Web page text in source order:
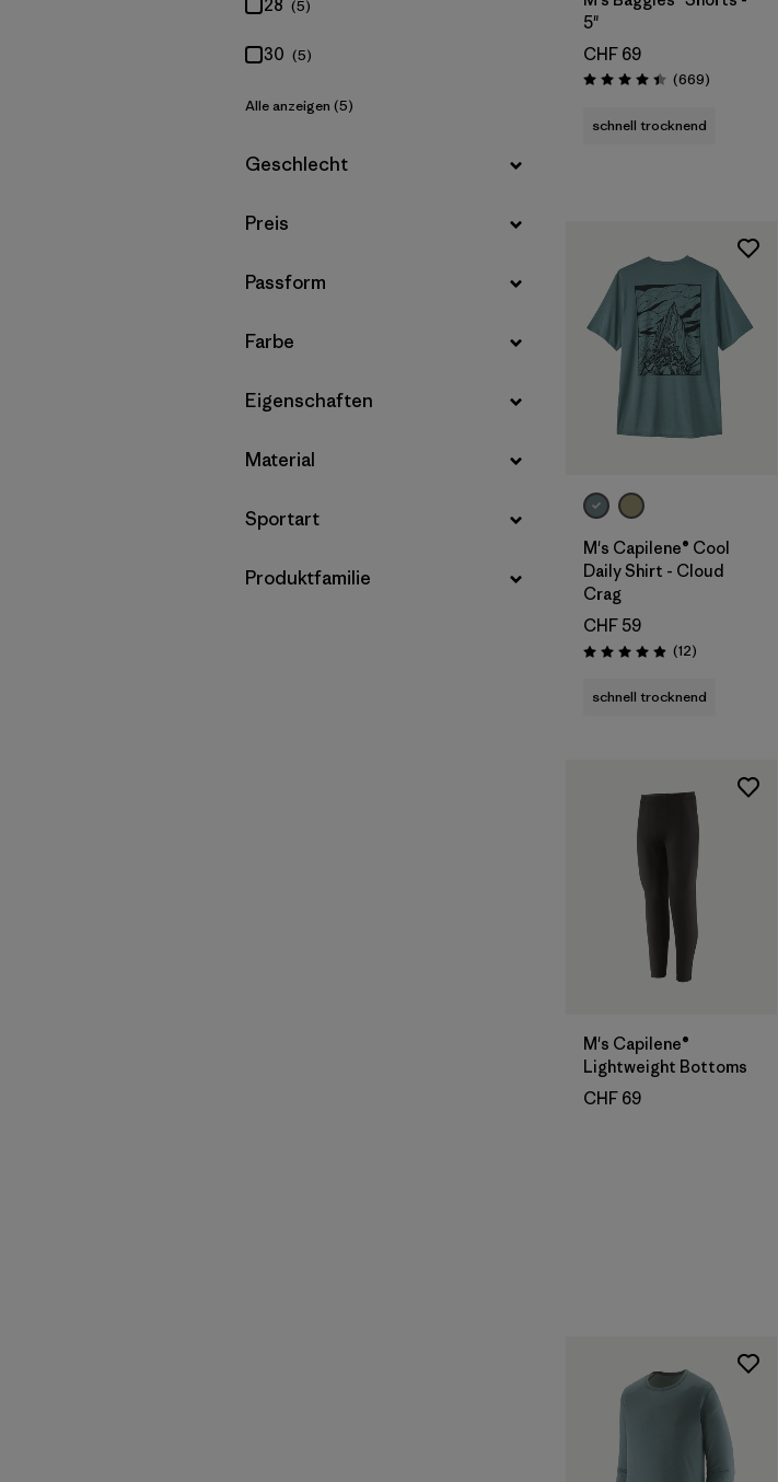
Produktfamilie
28 (5)
30 (5)
Alle anzeigen (5)
Filter by
Geschlecht
Filter by
Preis
Filter by
Passform
Filter by
Farbe
Filter by
Eigenschaften
Filter by
Material
Filter by
Sportart
Filter by
Produktfamilie
5"
CHF 69
Bewertung: 4.4 / 5
(669Rezensionen
)
schnell trocknend
M's Capilene® Cool
Daily Shirt - Cloud
Crag
CHF 59
Bewertung: 4.9 / 5
(12Rezensionen
)
schnell trocknend
M's Capilene®
Lightweight Bottoms
CHF 69